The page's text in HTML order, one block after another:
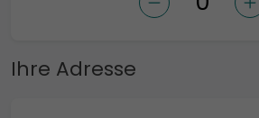
Ihre Adresse